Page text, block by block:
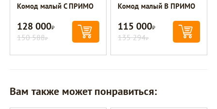
Комод малый C ПРИМО
128 000Р
150 588Р
Комод малый B ПРИМО
115 000Р
135 294Р
Вам также может понравиться: